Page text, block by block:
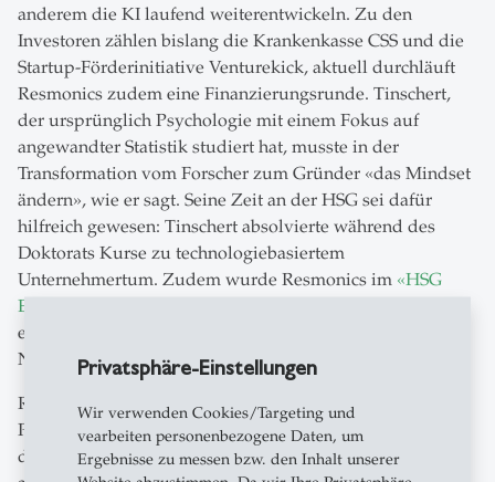
Privatsphäre-Einstellungen
Wir verwenden Cookies/Targeting und
vearbeiten personenbezogene Daten, um
Ergebnisse zu messen bzw. den Inhalt unserer
anderem die KI laufend weiterentwickeln. Zu den
Investoren zählen bislang die Krankenkasse CSS und die
Startup-Förderinitiative Venturekick, aktuell durchläuft
Resmonics zudem eine Finanzierungsrunde. Tinschert,
der ursprünglich Psychologie mit einem Fokus auf
angewandter Statistik studiert hat, musste in der
Transformation vom Forscher zum Gründer «das Mindset
ändern», wie er sagt. Seine Zeit an der HSG sei dafür
hilfreich gewesen: Tinschert absolvierte während des
Doktorats Kurse zu technologiebasiertem
Unternehmertum. Zudem wurde Resmonics im «HSG
Entrepreneurial Talents»-Programm
erhalten Gründer:innen Coaching, Vermittlung zu
Netzwerken sowie finanzielle Unterstützung.
Resmonics konnte ihr Produkt auch bei der
Pandemiebekämpfung erproben: Im Sommer 2020 wurde
die KI in einer Studie im Kantonsspital St.Gallen